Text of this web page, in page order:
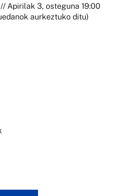
Apirilak 3, osteguna 19:00
aurkeztuko ditu)